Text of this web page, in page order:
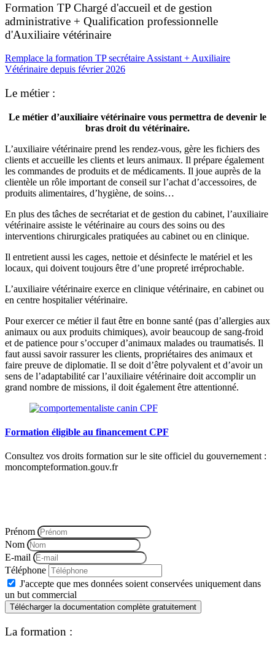
Formation TP Chargé d'accueil et de gestion
administrative + Qualification professionnelle
d'Auxiliaire vétérinaire
Remplace la formation TP secrétaire Assistant + Auxiliaire
Vétérinaire depuis février 2026
Le métier :
Le métier d’auxiliaire vétérinaire vous permettra de devenir le
bras droit du vétérinaire.
L’auxiliaire vétérinaire prend les rendez-vous, gère les fichiers des
clients et accueille les clients et leurs animaux. Il prépare également
les commandes de produits et de médicaments. Il joue auprès de la
clientèle un rôle important de conseil sur l’achat d’accessoires, de
produits alimentaires, d’hygiène, de soins…
En plus des tâches de secrétariat et de gestion du cabinet, l’auxiliaire
vétérinaire assiste le vétérinaire au cours des soins ou des
interventions chirurgicales pratiquées au cabinet ou en clinique.
Il entretient aussi les cages, nettoie et désinfecte le matériel et les
locaux, qui doivent toujours être d’une propreté irréprochable.
L’auxiliaire vétérinaire exerce en clinique vétérinaire, en cabinet ou
en centre hospitalier vétérinaire.
Pour exercer ce métier il faut être en bonne santé (pas d’allergies aux
animaux ou aux produits chimiques), avoir beaucoup de sang-froid
et de patience pour s’occuper d’animaux malades ou traumatisés. Il
faut aussi savoir rassurer les clients, propriétaires des animaux et
faire preuve de diplomatie. Il se doit d’être polyvalent et d’avoir un
sens de l’adaptabilité car l’auxiliaire vétérinaire doit accomplir un
grand nombre de missions, il doit également être attentionné.
Formation éligible au financement CPF
Consultez vos droits formation sur le site officiel du gouvernement :
moncompteformation.gouv.fr
Prénom
Nom
E-mail
Téléphone
J'accepte que mes données soient conservées uniquement dans
un but commercial
Télécharger la documentation complète gratuitement
La formation :